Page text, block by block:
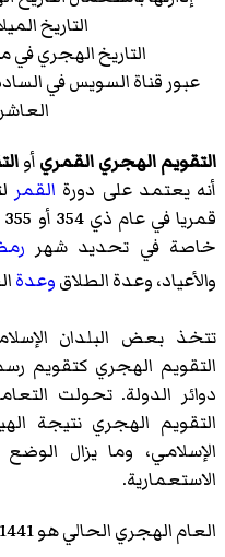
التاريخ
التاريخ الهجري
عبور قناة السويس في
التقويم الهجري القمريأو
أنه يعتمد على دورة القمر
قمريا في عام ذي 354 أو 355 يوما. ويستخدمه
خاصة في تحديد شهر
والأعياد، وعدة الطلاقوعدة
تتخذ بعض البلدان
التقويم الهجري كتقويم
دوائر الدولة. تحولت
التقويم الهجري نتيجة
الإسلامي، وما يزال
الاستعمارية.
العام الهجري الحالي هو 1441.